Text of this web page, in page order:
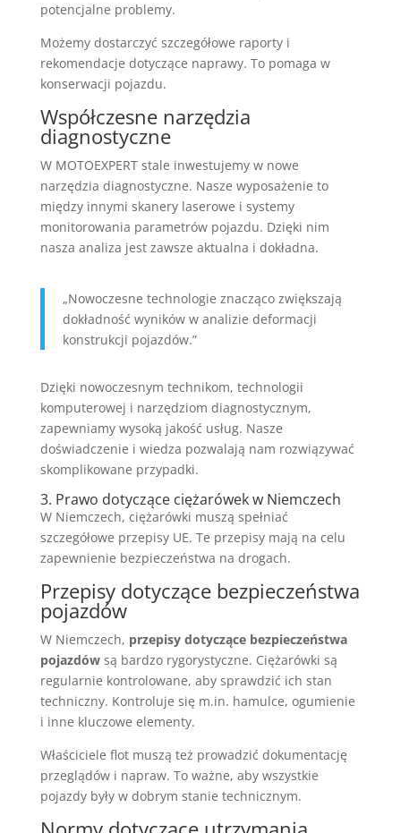
potencjalne problemy.
Możemy dostarczyć szczegółowe raporty i
rekomendacje dotyczące naprawy. To pomaga w
konserwacji pojazdu.
Współczesne narzędzia
diagnostyczne
W MOTOEXPERT stale inwestujemy w nowe
narzędzia diagnostyczne. Nasze wyposażenie to
między innymi skanery laserowe i systemy
monitorowania parametrów pojazdu. Dzięki nim
nasza analiza jest zawsze aktualna i dokładna.
„Nowoczesne technologie znacząco zwiększają
dokładność wyników w analizie deformacji
konstrukcji pojazdów.”
Dzięki nowoczesnym technikom, technologii
komputerowej i narzędziom diagnostycznym,
zapewniamy wysoką jakość usług. Nasze
doświadczenie i wiedza pozwalają nam rozwiązywać
skomplikowane przypadki.
3. Prawo dotyczące ciężarówek w Niemczech
W Niemczech, ciężarówki muszą spełniać
szczegółowe przepisy UE. Te przepisy mają na celu
zapewnienie bezpieczeństwa na drogach.
Przepisy dotyczące bezpieczeństwa
pojazdów
W Niemczech, przepisy dotyczące bezpieczeństwa
pojazdówsą bardzo rygorystyczne. Ciężarówki są
regularnie kontrolowane, aby sprawdzić ich stan
techniczny. Kontroluje się m.in. hamulce, ogumienie
i inne kluczowe elementy.
Właściciele flot muszą też prowadzić dokumentację
przeglądów i napraw. To ważne, aby wszystkie
pojazdy były w dobrym stanie technicznym.